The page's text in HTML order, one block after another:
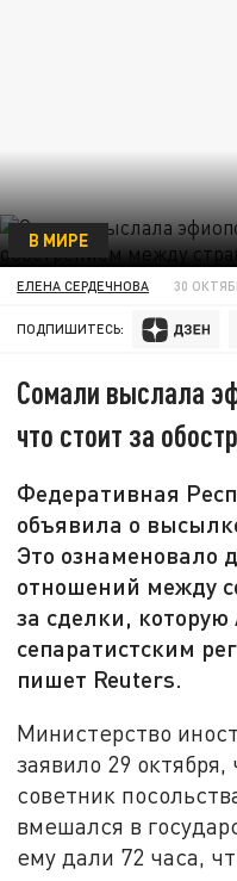
В МИРЕ
ЕЛЕНА СЕРДЕЧНОВА 30
ПОДПИШИТЕСЬ:
Сомали выслала
что стоит за
Федеративная
объявила о
Это ознаменовало
отношений между
за сделки,
сепаратистским
пишет Reuters.
Министерство
заявило 29
советник
вмешался в
ему дали 72 часа,